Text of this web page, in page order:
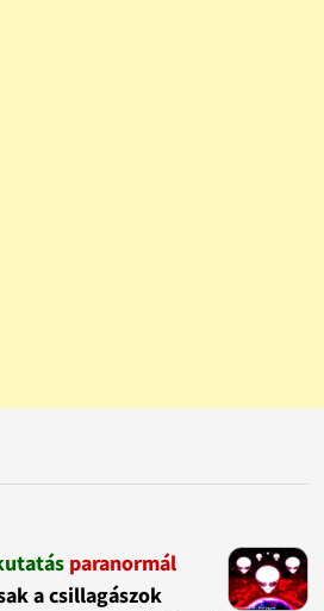
paranormál
a csillagászok